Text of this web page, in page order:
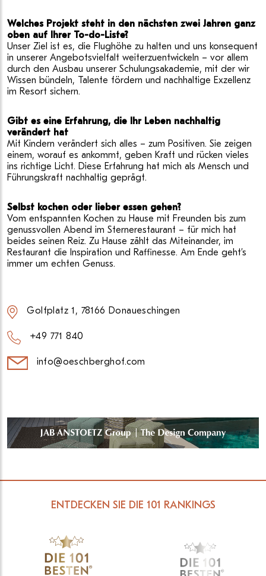
Welches Projekt steht in den nächsten zwei Jahren ganz
oben auf Ihrer To-do-Liste?
Unser Ziel ist es, die Flughöhe zu halten und uns konsequent
in unserer Angebotsvielfalt weiterzuentwickeln – vor allem
durch den Ausbau unserer Schulungsakademie, mit der wir
Wissen bündeln, Talente fördern und nachhaltige Exzellenz
im Resort sichern.
Gibt es eine Erfahrung, die Ihr Leben nachhaltig
verändert hat
Mit Kindern verändert sich alles – zum Positiven. Sie zeigen
einem, worauf es ankommt, geben Kraft und rücken vieles
ins richtige Licht. Diese Erfahrung hat mich als Mensch und
Führungskraft nachhaltig geprägt.
Selbst kochen oder lieber essen gehen?
Vom entspannten Kochen zu Hause mit Freunden bis zum
genussvollen Abend im Sternerestaurant – für mich hat
beides seinen Reiz. Zu Hause zählt das Miteinander, im
Restaurant die Inspiration und Raffinesse. Am Ende geht’s
immer um echten Genuss.
Golfplatz 1, 78166 Donaueschingen
+49 771 840
info@oeschberghof.com
ENTDECKEN SIE DIE 101 RANKINGS